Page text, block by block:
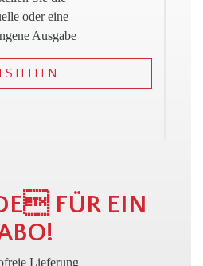
oder eine
Ausgabe
FÜR EIN
Lieferung